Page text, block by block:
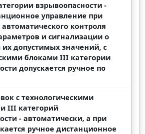
взрывоопасности -
управление при
контроля
и сигнализации о
допустимых значений, с
блоками III категории
допускается ручное по
с технологическими
III категорий
- автоматически, а при
ручное дистанционное